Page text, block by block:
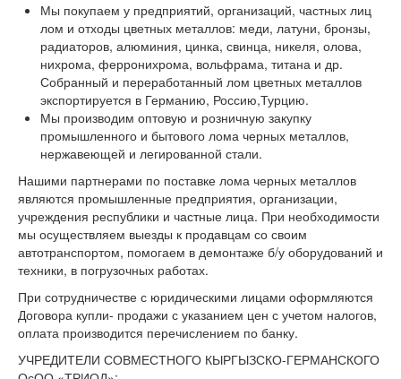
Мы покупаем у предприятий, организаций, частных лиц
лом и отходы цветных металлов: меди, латуни, бронзы,
радиаторов, алюминия, цинка, свинца, никеля, олова,
нихрома, ферронихрома, вольфрама, титана и др.
Собранный и переработанный лом цветных металлов
экспортируется в Германию, Россию,Турцию.
Мы производим оптовую и розничную закупку
промышленного и бытового лома черных металлов,
нержавеющей и легированной стали.
Нашими партнерами по поставке лома черных металлов
являются промышленные предприятия, организации,
учреждения республики и частные лица. При необходимости
мы осуществляем выезды к продавцам со своим
автотранспортом, помогаем в демонтаже б/у оборудований и
техники, в погрузочных работах.
При сотрудничестве с юридическими лицами оформляются
Договора купли- продажи с указанием цен с учетом налогов,
оплата производится перечислением по банку.
УЧРЕДИТЕЛИ СОВМЕСТНОГО КЫРГЫЗСКО-ГЕРМАНСКОГО